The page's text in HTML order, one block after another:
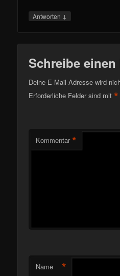
Antworten ↓
Schreibe
Deine E-Mail-Adresse wird
Erforderliche Felder sind mit*
Kommentar *
Name *